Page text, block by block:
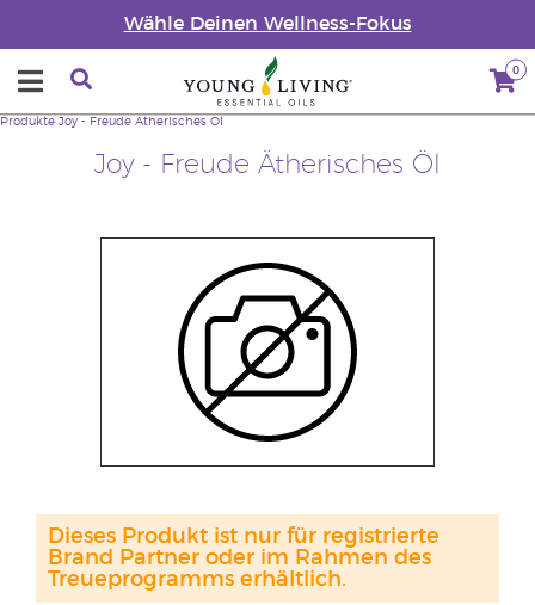
Wähle Deinen Wellness-Fokus
0
Joy - Freude Ätherisches Öl
Produkte Joy - Freude Ätherisches Öl
Dieses Produkt ist nur für registrierte
Brand Partner oder im Rahmen des
Treueprogramms erhältlich.